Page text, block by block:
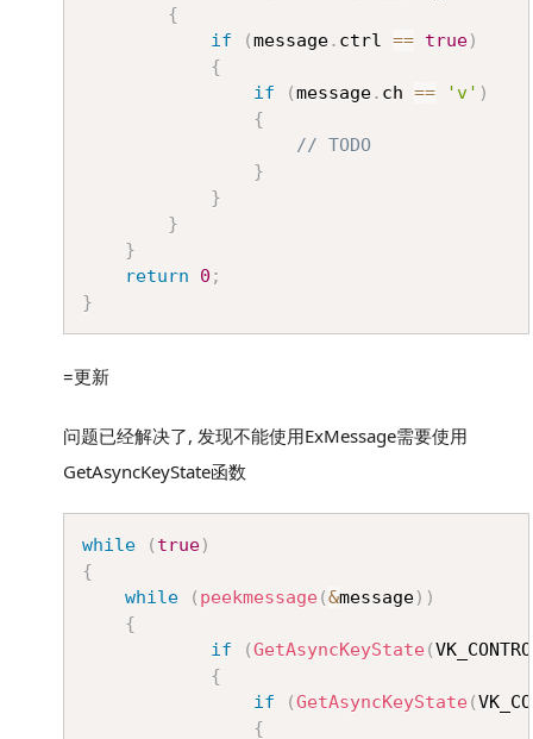
{
if
(message. ctrl == true)
{
if
(message. ch == 'v' )
{
// TODO
}
}
}
}
return
0 ;
}
=更新
问题已经解决了, 发现不能使用ExMessage需要使用
GetAsyncKeyState函数
while ( true)
{
while
( peekmessage(&message) )
{
if
(GetAsyncKeyState(
{
if
(GetAsyncKeyState(
{